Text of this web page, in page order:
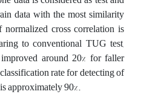
data with the most similarity
cross correlation is
to conventional TUG test,
around 20% for faller
rate for detecting of
approximately 90%.